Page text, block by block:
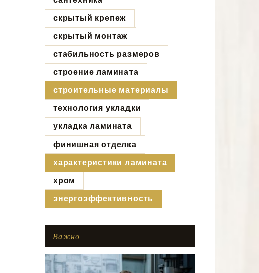
скрытый крепеж
скрытый монтаж
стабильность размеров
строение ламината
строительные материалы
технология укладки
укладка ламината
финишная отделка
характеристики ламината
хром
энергоэффективность
Важно